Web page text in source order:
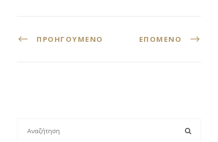
ΠΡΟΗΓΟΎΜΕΝΟ ΕΠΌΜΕΝΟ